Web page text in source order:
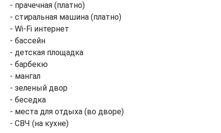
- прачечная (платно)
- стиральная машина (платно)
- Wi-Fi интернет
- бассейн
- детская площадка
- барбекю
- мангал
- зеленый двор
- беседка
- места для отдыха (во дворе)
- СВЧ (на кухне)